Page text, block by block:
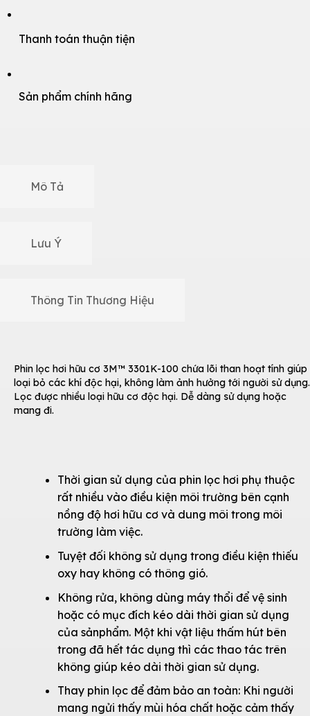
Thanh toán thuận tiện
Sản phẩm chính hãng
Mô Tả
Lưu Ý
Thông Tin Thương Hiệu
Phin lọc hơi hữu cơ 3M™ 3301K-100 chứa lõi than hoạt tính giúp
loại bỏ các khí độc hại, không làm ảnh hưởng tới người sử dụng.
Lọc được nhiều loại hữu cơ độc hại. Dễ dàng sử dụng hoặc
mang đi.
Thời gian sử dụng của phin lọc hơi phụ thuộc
rất nhiều vào điều kiện môi trường bên cạnh
nồng độ hơi hữu cơ và dung môi trong môi
trường làm việc.
Tuyệt đối không sử dụng trong điều kiện thiếu
oxy hay không có thông gió.
Không rửa, không dùng máy thổi để vệ sinh
hoặc có mục đích kéo dài thời gian sử dụng
của sảnphẩm. Một khi vật liệu thấm hút bên
trong đã hết tác dụng thì các thao tác trên
không giúp kéo dài thời gian sử dụng.
Thay phin lọc để đảm bảo an toàn: Khi người
mang ngửi thấy mùi hóa chất hoặc cảm thấy